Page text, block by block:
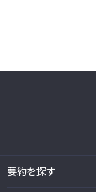
要約を探す